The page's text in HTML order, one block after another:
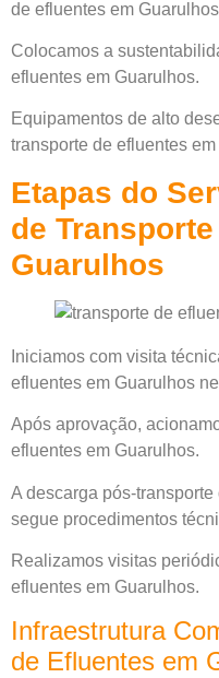
de efluentes em
Colocamos a
efluentes em Guarulhos.
Equipamentos de alto
transporte de efluentes
Etapas do
de
Guarulhos
Iniciamos com visita
efluentes em Guarulhos
Após aprovação,
efluentes em Guarulhos.
A descarga pós-
segue procedimentos
Realizamos visitas
efluentes em Guarulhos.
Infraestrutura
de Efluentes em